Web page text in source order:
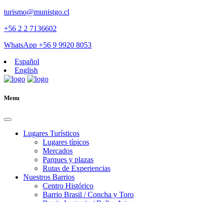
turismo@munistgo.cl
+56 2 2 7136602
WhatsApp +56 9 9920 8053
Español
English
Menu
Lugares Turísticos
Lugares tí­picos
Mercados
Parques y plazas
Rutas de Experiencias
Nuestros Barrios
Centro Histórico
Barrio Brasil / Concha y Toro